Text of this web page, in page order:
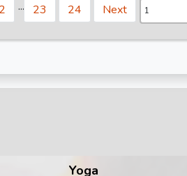
Shastri |
2 ... 23 24 Next
Yoga